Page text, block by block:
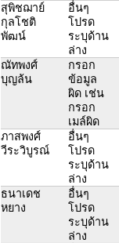
สุพิชฌาย์
กุลโชติ
พัฒน์
อื่นๆ
โปรด
ระบุด้าน
ล่าง
ณัทพงศ์
บุญล้น
กรอก
ข้อมูล
ผิด เช่น
กรอก
เมล์ผิด
ภาสพงศ์
วีระวิบูรณ์
อื่นๆ
โปรด
ระบุด้าน
ล่าง
ธนาเดช
หยาง
อื่นๆ
โปรด
ระบุด้าน
ล่าง